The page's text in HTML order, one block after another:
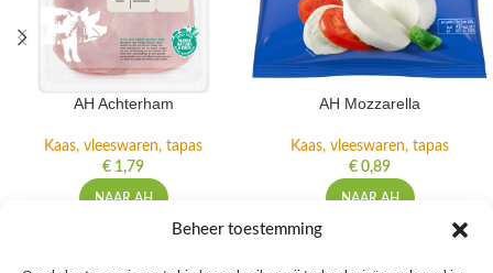
Beheer toestemming
AH Achterham
Kaas, vleeswaren, tapas
€ 1,79
NAAR AH
AH Mozzarella
Kaas, vleeswaren, tapas
€ 0,89
NAAR AH